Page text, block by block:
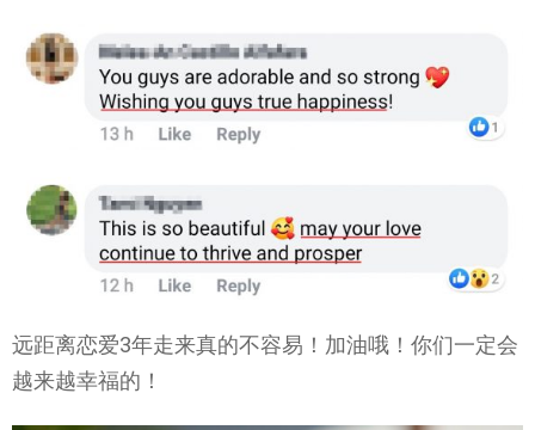
远距离恋爱3年走来真的不容易！加油哦！你们一定会
越来越幸福的！